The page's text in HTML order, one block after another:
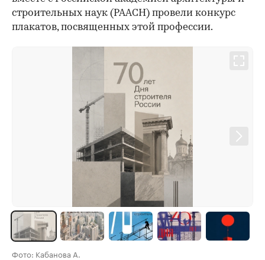
строительных наук (РААСН) провели конкурс
плакатов, посвященных этой профессии.
Фото: Кабанова А.